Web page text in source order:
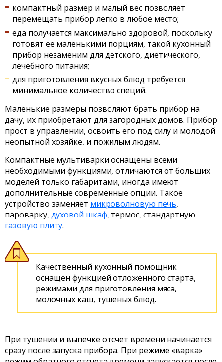
компактный размер и малый вес позволяет
перемещать прибор легко в любое место;
еда получается максимально здоровой, поскольку
готовят ее маленькими порциям, такой кухонный
прибор незаменим для детского, диетического,
лечебного питания;
для приготовления вкусных блюд требуется
минимальное количество специй.
Маленькие размеры позволяют брать прибор на
дачу, их приобретают для загородных домов. Прибор
прост в управлении, освоить его под силу и молодой
неопытной хозяйке, и пожилым людям.
Компактные мультиварки оснащены всеми
необходимыми функциями, отличаются от больших
моделей только габаритами, иногда имеют
дополнительные современные опции. Такое
устройство заменяет микроволновую печь,
пароварку, духовой шкаф, термос, стандартную
газовую плиту.
Качественный кухонный помощник
оснащен функцией отложенного старта,
режимами для приготовления мяса,
молочных каш, тушеных блюд.
При тушении и выпечке отсчет времени начинается
сразу после запуска прибора. При режиме «варка»